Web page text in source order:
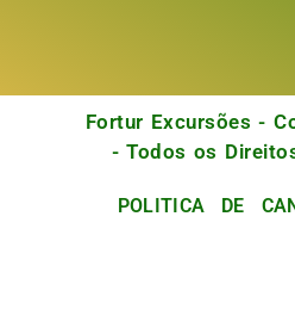
Fortur Excursões -
- Todos os
POLITICA DE